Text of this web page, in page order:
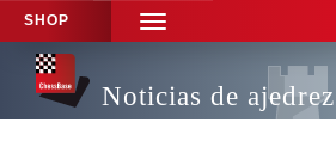
SHOP
TOGGLE
NAVIGATION
Noticias de ajedrez